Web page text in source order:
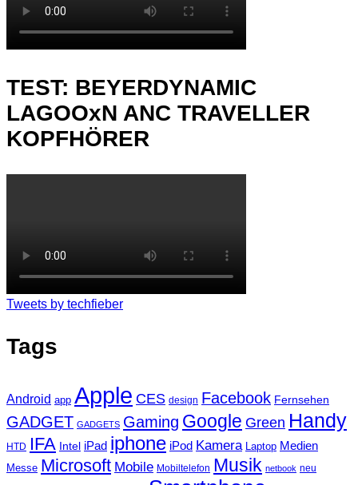
TEST: BEYERDYNAMIC
LAGOOxN ANC TRAVELLER
KOPFHÖRER
Tweets by techfieber
Tags
Android app Apple CES design Facebook Fernsehen
GADGET GADGETS Gaming Google Green Handy
HTD IFA Intel iPad iphone iPod Kamera Laptop Medien
Messe Microsoft Mobile Mobiltelefon Musik netbook neu